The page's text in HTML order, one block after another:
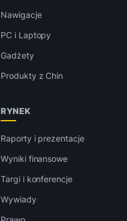
Nawigacje
PC i Laptopy
Gadżety
Produkty z Chin
RYNEK
Raporty i prezentacje
Wyniki finansowe
Targi i konferencje
Wywiady